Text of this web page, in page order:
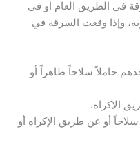
في الطريق العام أو في
وإذا وقعت السرقة في
حاملاً سلاحاً ظاهراً أو
الإكراه.
أو عن طريق الإكراه أو